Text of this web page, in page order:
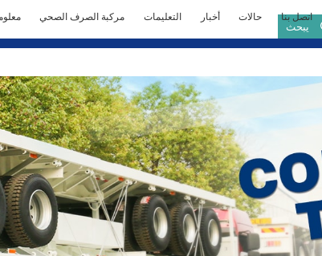
يبحث
مركبة الصرف الصحي التعليمات أخبار حالات اتصل بنا